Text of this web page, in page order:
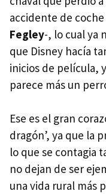
accidente de
Fegley-, lo cual ya
que Disney hacía
inicios de película,
parece más un
Ese es el gran
dragón’, ya que la
lo que se contagia
no dejan de ser
una vida rural más